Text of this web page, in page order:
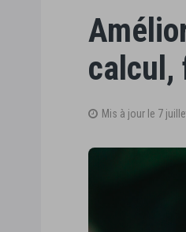
calcul,
Mis à jour le 7